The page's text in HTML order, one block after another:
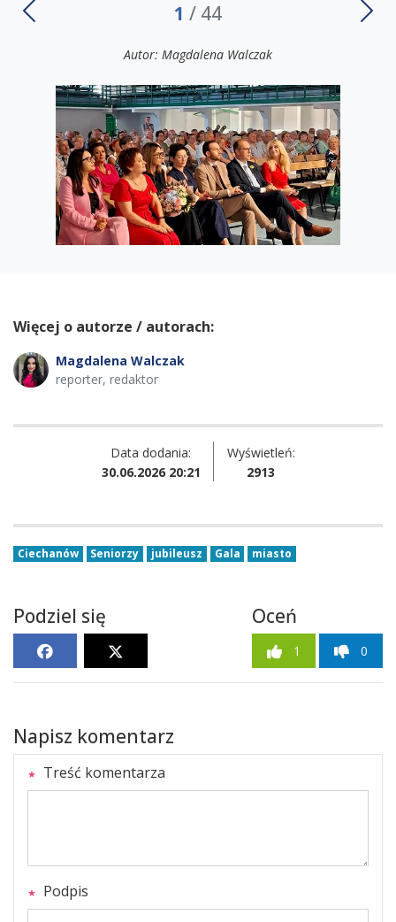
1 / 44
Autor: Magdalena Walczak
Więcej o autorze / autorach:
Magdalena Walczak
reporter, redaktor
Data dodania:
30.06.2026 20:21
Wyświetleń:
2913
Ciechanów Seniorzy jubileusz Gala miasto
Podziel się Oceń
1 0
Napisz komentarz
Treść komentarza
Podpis